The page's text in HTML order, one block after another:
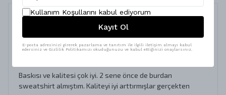
23 Aralık 2023
Baskısı ve kalitesi çok iyi. 2 sene önce de burdan
sweatshirt almıştım. Kaliteyi iyi arttırmışlar gerçekten
Kullanım Koşullarını kabul ediyorum
Kayıt Ol
E-posta adresinizi girerek pazarlama ve tanıtım ile ilgili iletişim almayı kabul
edersiniz ve Gizlilik Politikamızı okuduğunuzu ve kabul ettiğinizi onaylarsınız.